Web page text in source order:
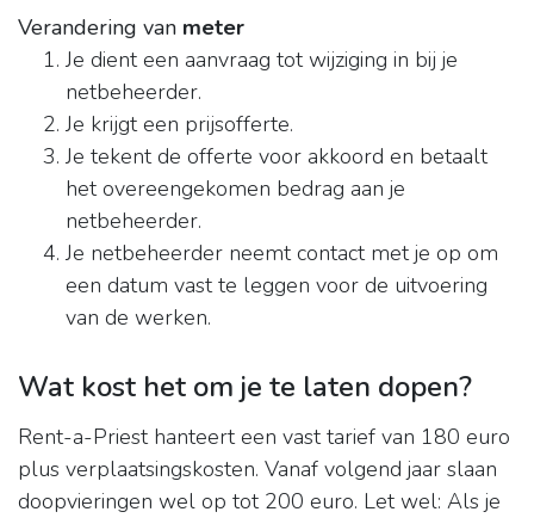
Verandering van meter
Je dient een aanvraag tot wijziging in bij je
netbeheerder.
Je krijgt een prijsofferte.
Je tekent de offerte voor akkoord en betaalt
het overeengekomen bedrag aan je
netbeheerder.
Je netbeheerder neemt contact met je op om
een datum vast te leggen voor de uitvoering
van de werken.
Wat kost het om je te laten dopen?
Rent-a-Priest hanteert een vast tarief van 180 euro
plus verplaatsingskosten. Vanaf volgend jaar slaan
doopvieringen wel op tot 200 euro. Let wel: Als je